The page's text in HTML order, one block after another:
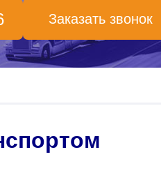
Заказать звонок